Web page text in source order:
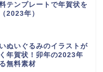
テンプレートで年賀状を
2023年）
ぬいぐるみのイラストが
年賀状！卯年の2023年
無料素材